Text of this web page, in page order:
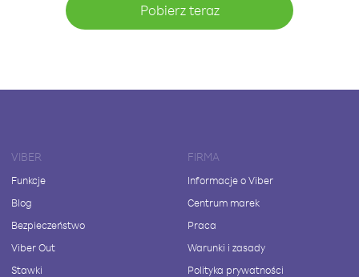
Pobierz teraz
VIBER
Funkcje
Blog
Bezpieczeństwo
Viber Out
Stawki
FIRMA
Informacje o Viber
Centrum marek
Praca
Warunki i zasady
Polityka prywatności